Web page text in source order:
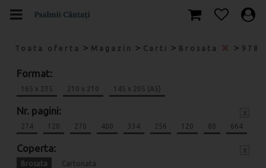
Toata oferta > Magazin > Carti > Brosata >
Format:
165 x 235 210 x 210 145 x 205 (A5)
Nr. pagini:
274 120 270 400 334 256 120 80 664
Coperta:
Brosata Cartonata